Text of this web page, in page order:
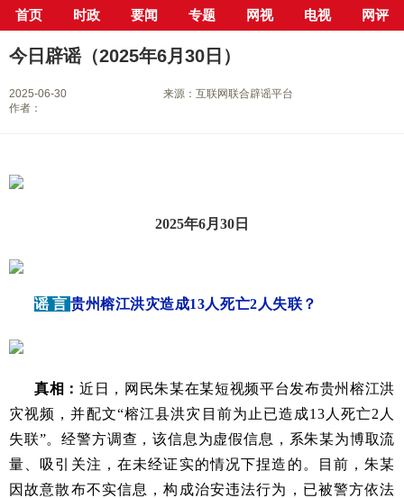
首页 时政 要闻 专题 网视 电视 网评
当前位置： 首页> 专栏>今日辟谣> 正文
今日辟谣（2025年6月30日）
2025-06-30
来源：互联网联合辟谣平台
作者：
2025年6月30日
谣 言 贵州榕江洪灾造成13人死亡2人失联？
真相：近日，网民朱某在某短视频平台发布贵州榕江洪
灾视频，并配文“榕江县洪灾目前为止已造成13人死亡2人
失联”。经警方调查，该信息为虚假信息，系朱某为博取流
量、吸引关注，在未经证实的情况下捏造的。目前，朱某
因故意散布不实信息，构成治安违法行为，已被警方依法